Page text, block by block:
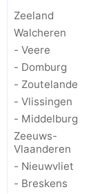
Zeeland
Walcheren
- Veere
- Domburg
- Zoutelande
- Vlissingen
- Middelburg
Zeeuws-
Vlaanderen
- Nieuwvliet
- Breskens